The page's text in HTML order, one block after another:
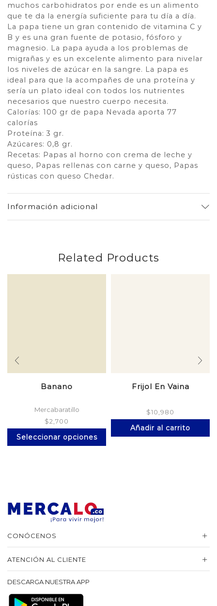
muchos carbohidratos por ende es un alimento
que te da la energía suficiente para tu día a día.
La papa tiene un gran contenido de vitamina C y
B y es una gran fuente de potasio, fósforo y
magnesio. La papa ayuda a los problemas de
migrañas y es un excelente alimento para nivelar
los niveles de azúcar en la sangre. La papa es
ideal para que la acompañes de una proteína y
sería un plato ideal con todos los nutrientes
necesarios que nuestro cuerpo necesita.
Calorías: 100 gr de papa Nevada aporta 77
calorías
Proteína: 3 gr.
Azúcares: 0,8 gr.
Recetas: Papas al horno con crema de leche y
queso, Papas rellenas con carne y queso, Papas
rústicas con queso Chedar.
Información adicional
Related Products
Banano
Mercabaratillo
$2,700
Seleccionar opciones
Frijol En Vaina
$10,980
Añadir al carrito
CONÓCENOS
ATENCIÓN AL CLIENTE
DESCARGA NUESTRA APP